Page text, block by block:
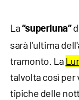
La “superluna”
sarà l'ultima
tramonto. La
talvolta così per
tipiche delle